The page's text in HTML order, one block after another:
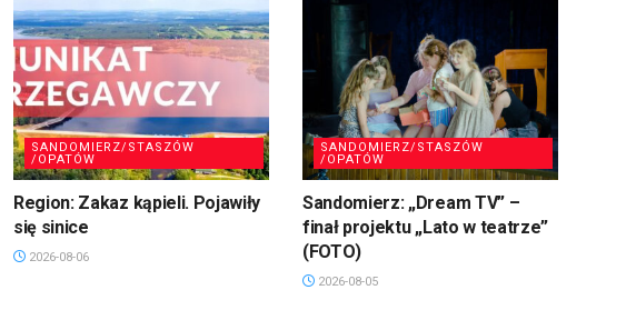
SANDOMIERZ/STASZÓW
/OPATÓW
Region: Zakaz kąpieli. Pojawiły
się sinice
2026-08-06
SANDOMIERZ/STASZÓW
/OPATÓW
Sandomierz: „Dream TV” –
finał projektu „Lato w teatrze”
(FOTO)
2026-08-05